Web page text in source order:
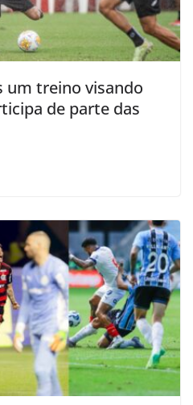
um treino visando
de parte das